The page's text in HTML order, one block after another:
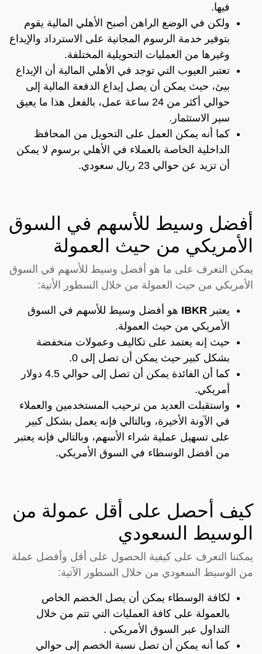
فيها.
ولكن في الوضع الراهن أصبح الأهلي المالية يقوم
بتوفير خدمة الرسوم المجانية على الاسترداد والإيداع
وغيرها من العمليات التحويلية المختلفة.
تعتبر العيوب التي توجد في الأهلي المالية أن الإيداع
بيئ، حيث يمكن أن يصل إيداع الدفعة المالية إلى
حوالي أكثر من 24 ساعة عمل، بالفعل هذا ما يعيق
سير الاستثمار.
كما أنه يمكن العمل على التحويل من المحافظ
الداخلية الخاصة بالعملاء في الأهلي برسوم لا يمكن
أن تزيد عن حوالي 23 ريال سعودي.
أفضل وسيط للأسهم في السوق
الأمريكي من حيث العمولة
يمكن التعرف على ما هو أفضل وسيط للأسهم في السوق
الأمريكي من حيث العمولة من خلال السطور الأتية:
يعتبر IBKR هو أفضل وسيط للأسهم في السوق
الأمريكي من حيث العمولة.
حيث إنه يعتمد على تكاليف وعمولات منخفضة
بشكل كبير حيث يمكن أن تصل إلى 0.
كما أن الفائدة يمكن أن تصل إلى حوالي 4.5 دولار
أمريكي.
واستقبلت العديد من ترحيب المستخدمين والعملاء
في الآونة الأخيرة، وبالتالي فإنه يعمل بشكل كبير
على تسهيل عملية شراء الأسهم، وبالتالي فإنه يعتبر
من أفضل الوسطاء في السوق الأمريكي.
كيف أحصل على أقل عمولة من
الوسيط السعودي
يمكننا التعرف على كيفية الحصول على أقل وأفضل عملة
من الوسيط السعودي من خلال السطور الآتية:
لكافة الوسطاء يمكن أن يصل الخضم الخاص
بالعمولة على كافة العمليات التي تتم من خلال
التداول عبر السوق الأمريكي .
كما أنه يمكن أن تصل نسبة الخصم إلى حوالي